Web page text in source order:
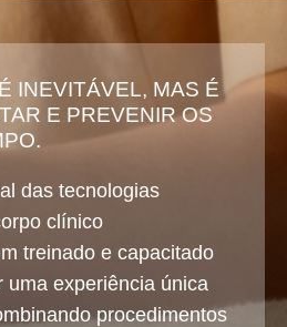
INEVITÁVEL, MAS É
E PREVENIR OS
das tecnologias
clínico
treinado e capacitado
uma experiência única
procedimentos